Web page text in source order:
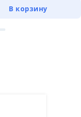
В корзину